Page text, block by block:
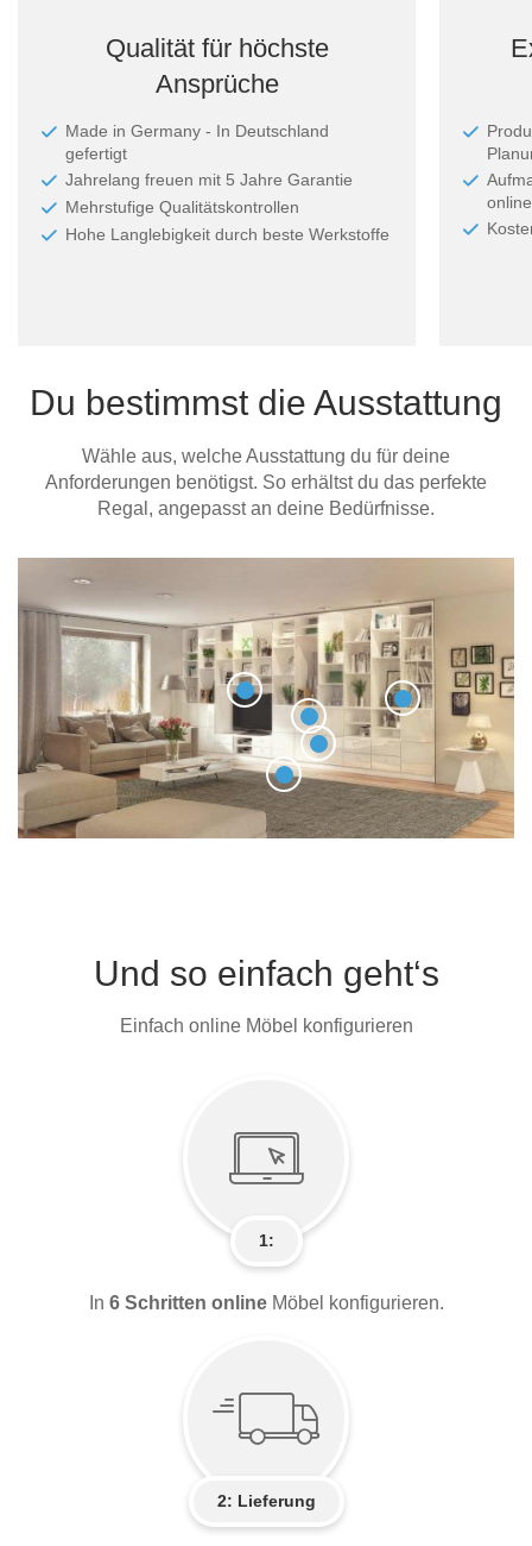
Qualität für höchste
Ansprüche
Made in Germany - In Deutschland
gefertigt
Jahrelang freuen mit 5 Jahre Garantie
Mehrstufige Qualitätskontrollen
Hohe Langlebigkeit durch beste Werkstoffe
Du bestimmst die Ausstattung
Wähle aus, welche Ausstattung du für deine
Anforderungen benötigst. So erhältst du das perfekte
Regal, angepasst an deine Bedürfnisse.
Und so einfach geht‘s
Einfach online Möbel konfigurieren
1:
In 6 Schritten online Möbel konfigurieren.
2: Lieferung